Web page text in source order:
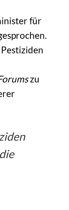
für
zu